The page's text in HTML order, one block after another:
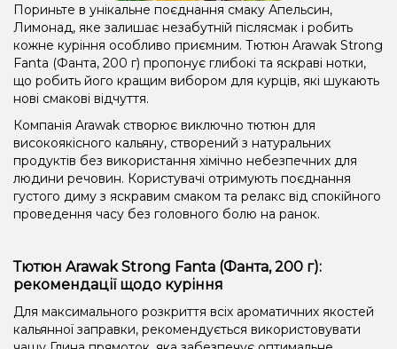
Пориньте в унікальне поєднання смаку Апельсин,
Лимонад, яке залишає незабутній післясмак і робить
кожне куріння особливо приємним. Тютюн Arawak Strong
Fanta (Фанта, 200 г) пропонує глибокі та яскраві нотки,
що робить його кращим вибором для курців, які шукають
нові смакові відчуття.
Компанія Arawak створює виключно тютюн для
високоякісного кальяну, створений з натуральних
продуктів без використання хімічно небезпечних для
людини речовин. Користувачі отримують поєднання
густого диму з яскравим смаком та релакс від спокійного
проведення часу без головного болю на ранок.
Тютюн Arawak Strong Fanta (Фанта, 200 г):
рекомендації щодо куріння
Для максимального розкриття всіх ароматичних якостей
кальянної заправки, рекомендується використовувати